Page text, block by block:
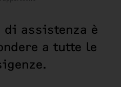
assistenza è
a tutte le